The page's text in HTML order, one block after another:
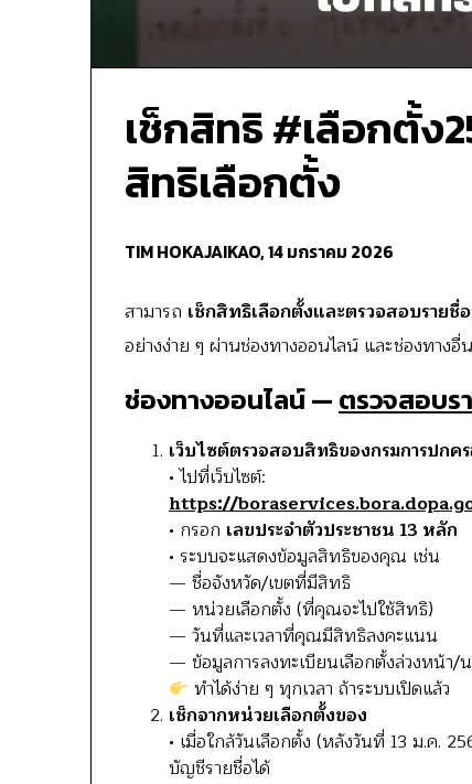
เช็กสิทธิ #เลือกตั้ง
สิทธิเลือกตั้ง
TIM HOKAJAIKAO,14 มกราคม 2026
สามารถ เช็กสิทธิเลือกตั้งและตรวจสอบราย
อย่างง่าย ๆ ผ่านช่องทางออนไลน์ และช่องทางอื่
ช่องทางออนไลน์ — ตรวจสอบร
เว็บไซต์ตรวจสอบสิทธิของกรมการปกค
• ไปที่เว็บไซต์:
https://
• กรอก เลขประจำตัวประชาชน 13 หลัก
• ระบบจะแสดงข้อมูลสิทธิของคุณ เช่น
— ชื่อจังหวัด/เขตที่มีสิทธิ
— หน่วยเลือกตั้ง (ที่คุณจะไปใช้สิทธิ)
— วันที่และเวลาที่คุณมีสิทธิลงคะแนน
— ข้อมูลการลงทะเบียนเลือกตั้งล่วงหน้า/
ทำได้ง่าย ๆ ทุกเวลา ถ้าระบบเปิดแล้ว
เช็กจากหน่วยเลือกตั้งของ
• เมื่อใกล้วันเลือกตั้ง (หลังวันที่ 13 ม.ค.
บัญชีรายชื่อได้